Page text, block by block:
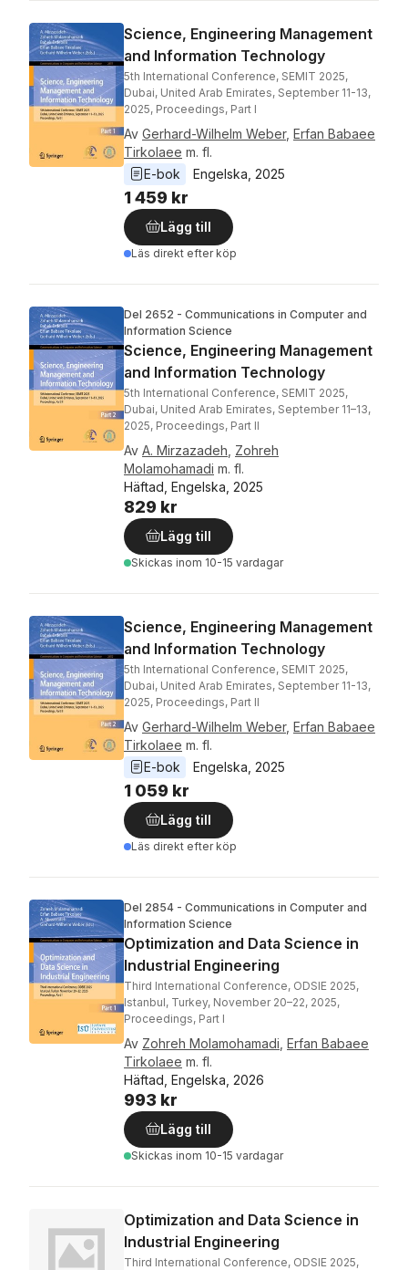
Science, Engineering Management
and Information Technology
5th International Conference, SEMIT 2025,
Dubai, United Arab Emirates, September 11-13,
2025, Proceedings, Part I
Av Gerhard-Wilhelm Weber, Erfan Babaee
Tirkolaee m. fl.
E-bok
Engelska 2025
1 459 kr
Lägg till
Läs direkt efter köp
Del 2652 - Communications in Computer and
Information Science
Science, Engineering Management
and Information Technology
5th International Conference, SEMIT 2025,
Dubai, United Arab Emirates, September 11–13,
2025, Proceedings, Part II
Av A. Mirzazadeh Zohreh
Molamohamadi m. fl.
Häftad, Engelska, 2025
829 kr
Lägg till
Skickas inom 10-15 vardagar
Science, Engineering Management
and Information Technology
5th International Conference, SEMIT 2025,
Dubai, United Arab Emirates, September 11-13,
2025, Proceedings, Part II
Av Gerhard-Wilhelm Weber, Erfan Babaee
Tirkolaee m. fl.
E-bok
Engelska 2025
1 059 kr
Lägg till
Läs direkt efter köp
Del 2854 - Communications in Computer and
Information Science
Optimization and Data Science in
Industrial Engineering
Third International Conference, ODSIE 2025,
Istanbul, Turkey, November 20–22, 2025,
Proceedings, Part I
Av Zohreh Molamohamadi Erfan Babaee
Tirkolaee m. fl.
Häftad, Engelska, 2026
993 kr
Lägg till
Skickas inom 10-15 vardagar
Optimization and Data Science in
Industrial Engineering
Third International Conference, ODSIE 2025,